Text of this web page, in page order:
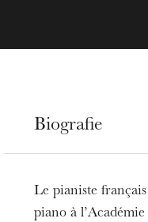
Biografie
Le pianiste
piano à